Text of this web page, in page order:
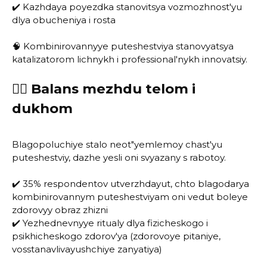
✔️ Kazhdaya poyezdka stanovitsya vozmozhnost'yu
dlya obucheniya i rosta
🧠 Kombinirovannyye puteshestviya stanovyatsya
katalizatorom lichnykh i professional'nykh innovatsiy.
🧘‍♀️ Balans mezhdu telom i
dukhom
Blagopoluchiye stalo neot"yemlemoy chast'yu
puteshestviy, dazhe yesli oni svyazany s rabotoy.
✔️ 35% respondentov utverzhdayut, chto blagodarya
kombinirovannym puteshestviyam oni vedut boleye
zdorovyy obraz zhizni
✔️ Yezhednevnyye ritualy dlya fizicheskogo i
psikhicheskogo zdorov'ya (zdorovoye pitaniye,
vosstanavlivayushchiye zanyatiya)